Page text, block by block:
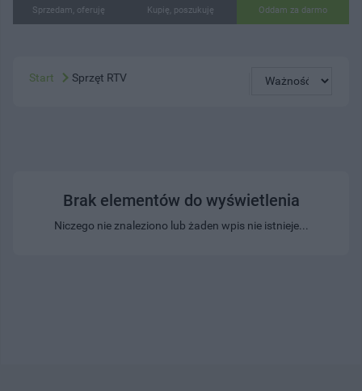
Sprzedam, oferuję Kupię, poszukuję Oddam za darmo
Start Sprzęt RTV
Brak elementów do wyświetlenia
Niczego nie znaleziono lub żaden wpis nie istnieje...